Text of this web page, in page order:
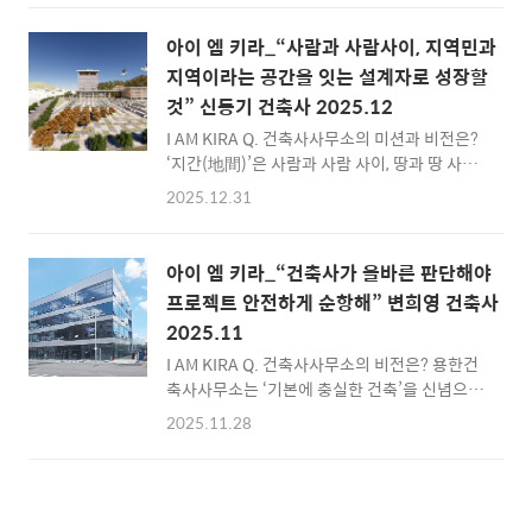
하는 상징적 의미..
반도를 감싸는 낙조를 바라보며 숙소에서 느낄
수 있는 행복의 가치들을 담아냈다. 부와 성공을
상징하는 도시에서 벗어나, 새김과 비움이라는
건축적 정서도 자리한다. 스테이 건축에서 잘 보
이는 화려함보다 성찰적 체류 공간의 성격을 띠
었다는 점에서도 인탈리오만의 색깔이 도드라
진다. 제26회 전북특별자치도 건축문화상 수상
작으로 대중과의 접점을 확보한 인탈리오. 설계
치)..
아이 엠 키라_“사람과 사람사이, 지역민과
지역이라는 공간을 잇는 설계자로 성장할
것” 신동기 건축사 2025.12
I AM KIRA Q. 건축사사무소의 미션과 비전은?
‘지간(地間)’은 사람과 사람 사이, 땅과 땅 사이
를 잇는 공간이라는 뜻입니다. 건축이란 결국 사
서 문득 “이렇게 설계된 도시에서 사람들은 정
말 잘 살고 있을까?”라는 의문이 들었고, 해법을
찾고자 고향으로 향하게 됐습니다. 충남에서 건
축을 시작하면서 사무소 이름도 ‘지역을 위한 건
축’으로 작명하게 된 것이죠. 지역의 기후·재료
·사람들의 생활을 반영한 로컬스펙 기반의 건
축을 통해 지역과 같이 상생·동반성장할 수 있
는 생태계를 만들고자 합니다. 다시 한번 말씀드
2025.12.31
아이 엠 키라_“건축사가 올바른 판단해야
프로젝트 안전하게 순항해” 변희영 건축사
2025.11
I AM KIRA Q. 건축사사무소의 비전은? 용한건
축사사무소는 ‘기본에 충실한 건축’을 신념으로
삼습니다. 도심부 역세권 정비사업 등 규모 있는
2025.11.28